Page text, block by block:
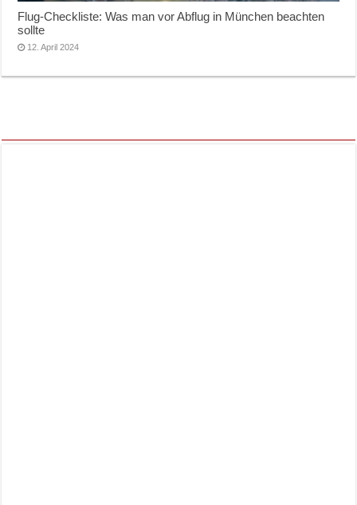
Flug-Checkliste: Was man vor Abflug in München beachten
sollte
12. April 2024